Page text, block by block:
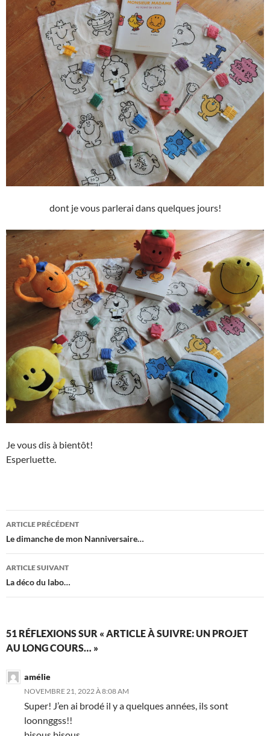
dont je vous parlerai dans quelques jours!
Je vous dis à bientôt!
Esperluette.
Navigation
des
articles
ARTICLE PRÉCÉDENT
Le dimanche de mon Nanniversaire…
ARTICLE SUIVANT
La déco du labo…
51 RÉFLEXIONS SUR « ARTICLE À SUIVRE: UN PROJET
AU LONG COURS… »
amélie
NOVEMBRE 21, 2022 À 8:08 AM
Super! J’en ai brodé il y a quelques années, ils sont
loonnggss!!